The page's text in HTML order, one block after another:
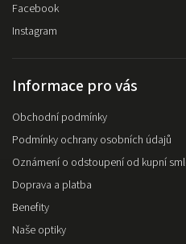
Facebook
Instagram
Informace pro vás
Obchodní podmínky
Podmínky ochrany osobních údajů
Oznámení o odstoupení od kupní
Doprava a platba
Benefity
Naše optiky